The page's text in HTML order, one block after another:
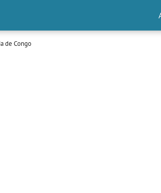
de Congo